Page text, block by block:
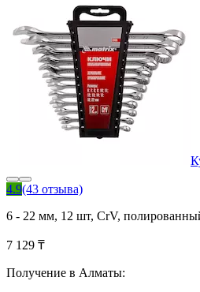
4.9(43 отзыва)
6 - 22 мм, 12 шт, CrV,
7 129 ₸
Получение в Алматы: